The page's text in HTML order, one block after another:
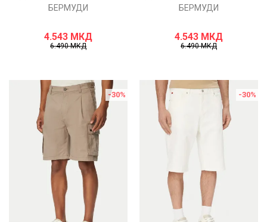
БЕРМУДИ
4.543 МКД
6.490МКД
БЕРМУДИ
4.543 МКД
6.490МКД
-30% -30%